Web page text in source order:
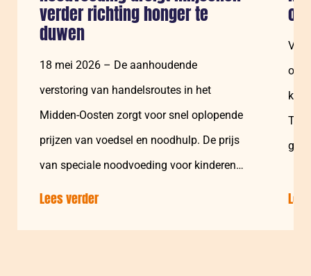
verder richting honger te
duwen
18 mei 2026 – De aanhoudende
verstoring van handelsroutes in het
Midden-Oosten zorgt voor snel oplopende
prijzen van voedsel en noodhulp. De prijs
van speciale noodvoeding voor kinderen
met ondervoeding…
Lees verder
prijs